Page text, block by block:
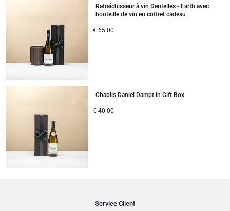
Rafraîchisseur à vin Dentelles - Earth avec
bouteille de vin en coffret cadeau
€ 65.00
Chablis Daniel Dampt in Gift Box
€ 40.00
Service Client